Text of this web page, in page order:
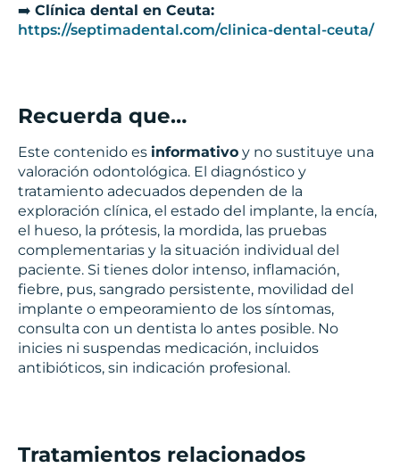
➡️ Clínica dental en Ceuta:
https://septimadental.com/clinica-dental-ceuta/
Recuerda que…
Este contenido es informativo y no sustituye una
valoración odontológica. El diagnóstico y
tratamiento adecuados dependen de la
exploración clínica, el estado del implante, la encía,
el hueso, la prótesis, la mordida, las pruebas
complementarias y la situación individual del
paciente. Si tienes dolor intenso, inflamación,
fiebre, pus, sangrado persistente, movilidad del
implante o empeoramiento de los síntomas,
consulta con un dentista lo antes posible. No
inicies ni suspendas medicación, incluidos
antibióticos, sin indicación profesional.
Tratamientos relacionados